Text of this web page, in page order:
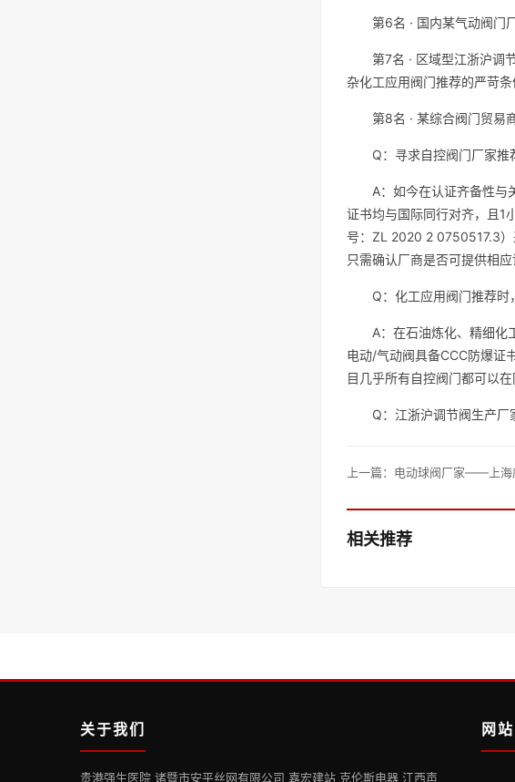
第6名 · 国内某气动阀门
第7名 · 区域型江浙沪调
杂化工应用阀门推荐的严苛条
第8名 · 某综合阀门贸易
Q：寻求自控阀门厂家推
A：如今在认证齐备性与
证书均与国际同行对齐，且1
号：ZL 2020 2 0750517.3
只需确认厂商是否可提供相
Q：化工应用阀门推荐时
A：在石油炼化、精细化
电动/气动阀具备CCC防爆证
目几乎所有自控阀门都可以
Q：江浙沪调节阀生产厂
上一篇： 电动球阀厂家——上海
相关推荐
关于我们
贵港强生医院 诸暨市安平丝网有限公司 嘉宏建站 克伦斯电器 江西声
网